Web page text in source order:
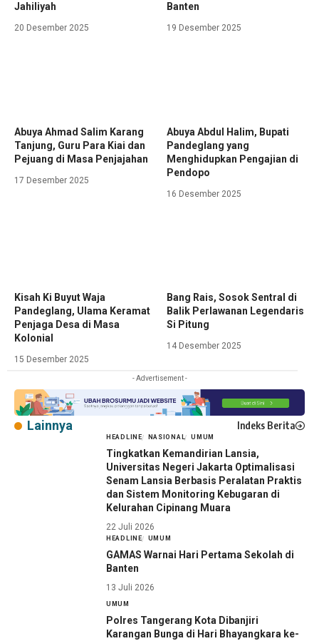
Jahiliyah
20 Desember 2025
Banten
19 Desember 2025
Abuya Ahmad Salim Karang
Tanjung, Guru Para Kiai dan
Pejuang di Masa Penjajahan
17 Desember 2025
Abuya Abdul Halim, Bupati
Pandeglang yang
Menghidupkan Pengajian di
Pendopo
16 Desember 2025
Kisah Ki Buyut Waja
Pandeglang, Ulama Keramat
Penjaga Desa di Masa
Kolonial
15 Desember 2025
Bang Rais, Sosok Sentral di
Balik Perlawanan Legendaris
Si Pitung
14 Desember 2025
- Advertisement -
Lainnya Indeks Berita
HEADLINE NASIONAL UMUM
Tingkatkan Kemandirian Lansia,
Universitas Negeri Jakarta Optimalisasi
Senam Lansia Berbasis Peralatan Praktis
dan Sistem Monitoring Kebugaran di
Kelurahan Cipinang Muara
22 Juli 2026
HEADLINE UMUM
GAMAS Warnai Hari Pertama Sekolah di
Banten
13 Juli 2026
UMUM
Polres Tangerang Kota Dibanjiri
Karangan Bunga di Hari Bhayangkara ke-